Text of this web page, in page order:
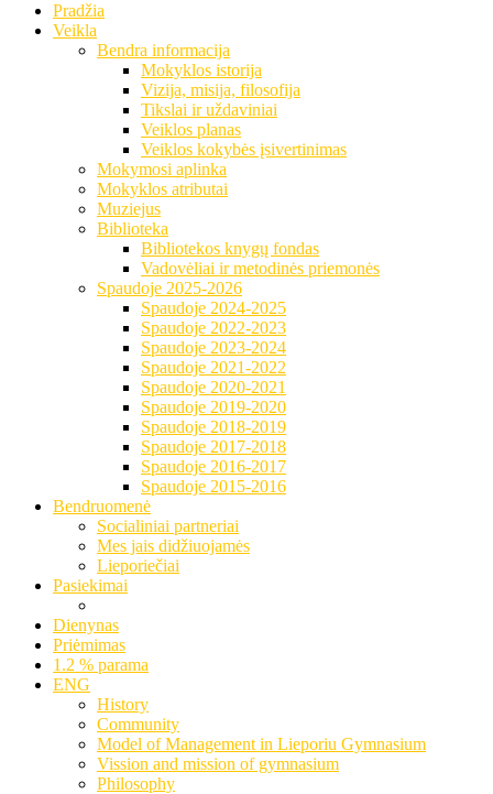
Pradžia
Veikla
Bendra informacija
Mokyklos istorija
Vizija, misija, filosofija
Tikslai ir uždaviniai
Veiklos planas
Veiklos kokybės įsivertinimas
Mokymosi aplinka
Mokyklos atributai
Muziejus
Biblioteka
Bibliotekos knygų fondas
Vadovėliai ir metodinės priemonės
Spaudoje 2025-2026
Spaudoje 2024-2025
Spaudoje 2022-2023
Spaudoje 2023-2024
Spaudoje 2021-2022
Spaudoje 2020-2021
Spaudoje 2019-2020
Spaudoje 2018-2019
Spaudoje 2017-2018
Spaudoje 2016-2017
Spaudoje 2015-2016
Bendruomenė
Socialiniai partneriai
Mes jais didžiuojamės
Lieporiečiai
Pasiekimai
Dienynas
Priėmimas
1.2 % parama
ENG
History
Community
Model of Management in Lieporiu Gymnasium
Vission and mission of gymnasium
Philosophy